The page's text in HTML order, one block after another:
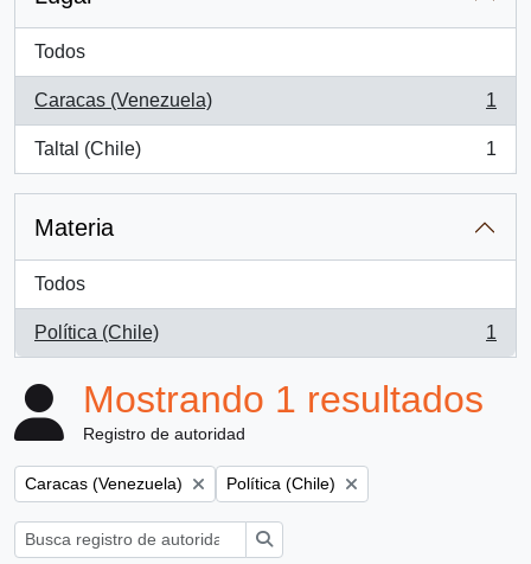
Todos
Caracas (Venezuela)
, 1 resultados
1
Taltal (Chile)
, 1 resultados
1
Materia
Todos
Política (Chile)
, 1 resultados
1
Mostrando 1 resultados
Registro de autoridad
Remove filter:
Caracas (Venezuela) Remove filter:
Política (Chile)